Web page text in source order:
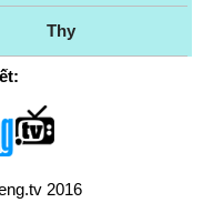
Thy
2016